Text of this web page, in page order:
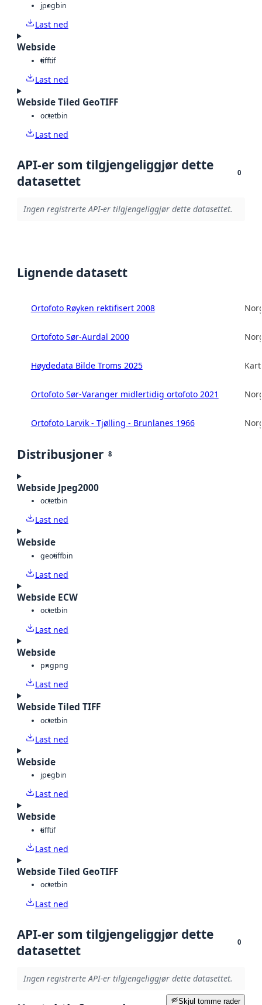
jpegbin
Last ned
Webside
tifftif
Last ned
Webside Tiled GeoTIFF
octetbin
Last ned
API-er som tilgjengeliggjør dette
datasettet
0
Ingen registrerte API-er tilgjengeliggjør dette datasettet.
Lignende datasett
Ortofoto Røyken rektifisert 2008
Ortofoto Sør-Aurdal 2000
Høydedata Bilde Troms 2025
Ortofoto Sør-Varanger midlertidig ortofoto 2021
Ortofoto Larvik - Tjølling - Brunlanes 1966
Distribusjoner 8
Webside Jpeg2000
octetbin
Last ned
Webside
geotiffbin
Last ned
Webside ECW
octetbin
Last ned
Webside
pngpng
Last ned
Webside Tiled TIFF
octetbin
Last ned
Webside
jpegbin
Last ned
Webside
tifftif
Last ned
Webside Tiled GeoTIFF
octetbin
Last ned
API-er som tilgjengeliggjør dette
datasettet
0
Ingen registrerte API-er tilgjengeliggjør dette datasettet.
Skjul tomme rader